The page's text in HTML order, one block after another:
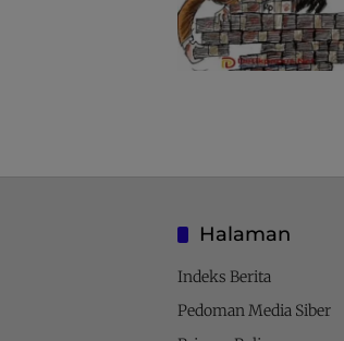
Halaman
Indeks Berita
Pedoman Media Siber